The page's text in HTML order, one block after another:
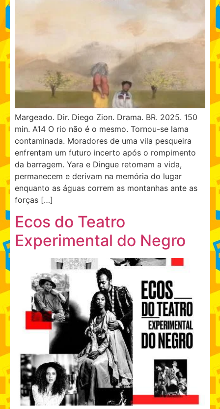
Margeado. Dir. Diego Zion. Drama. BR. 2025. 150
min. A14 O rio não é o mesmo. Tornou-se lama
contaminada. Moradores de uma vila pesqueira
enfrentam um futuro incerto após o rompimento
da barragem. Yara e Dingue retomam a vida,
permanecem e derivam na memória do lugar
enquanto as águas correm as montanhas ante as
forças […]
Ecos do Teatro
Experimental do Negro